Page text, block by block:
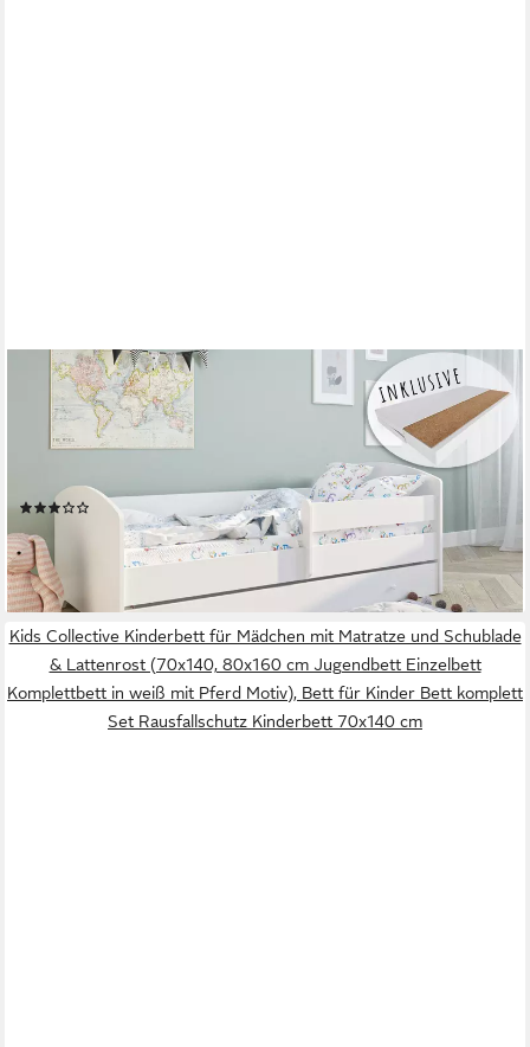
KIDS COLLECTIVE
Kinderbett 70x140 / 80x160 cm Komplettset mit Matratze &
Schublade (Bett für Jungen und Mädchen, Einzelbett für Kinder
von 2 - 10 Jahren), komplettes Set in Weiß für Jungen und
Mädchen 70x140 cm
(194)
ab 214,90 € UVP279,00 €
-23%
lieferbar - in 4-5 Werktagen bei dir
Kids Collective Kinderbett für Mädchen mit Matratze und Schublade
& Lattenrost (70x140, 80x160 cm Jugendbett Einzelbett
Komplettbett in weiß mit Pferd Motiv), Bett für Kinder Bett komplett
Set Rausfallschutz Kinderbett 70x140 cm